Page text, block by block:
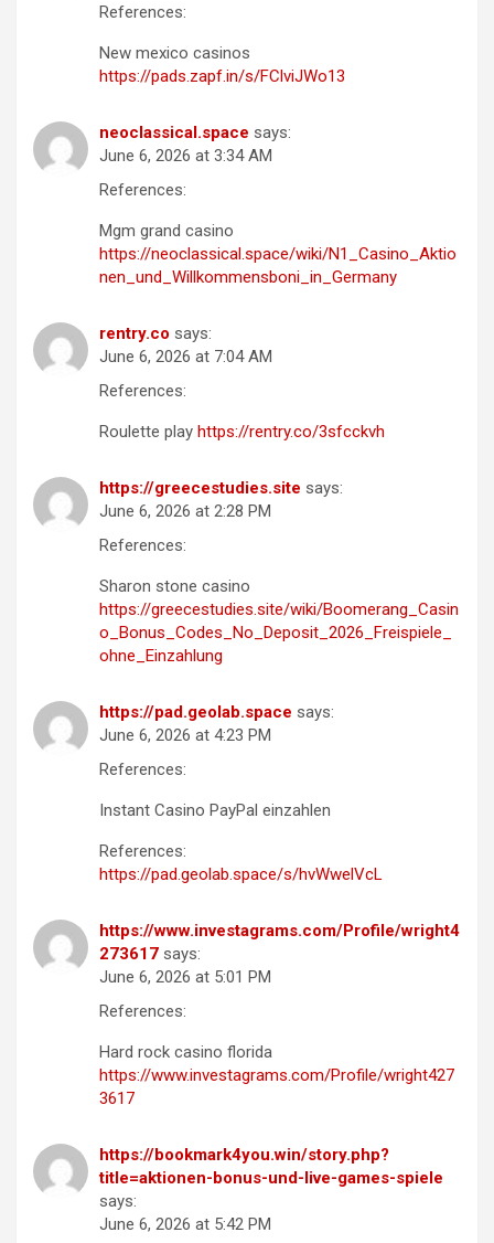
References:
New mexico casinos
https://pads.zapf.in/s/FClviJWo13
neoclassical.space says:
June 6, 2026 at 3:34 AM
References:
Mgm grand casino
https://neoclassical.space/wiki/N1_Casino_Aktio
nen_und_Willkommensboni_in_Germany
rentry.co says:
June 6, 2026 at 7:04 AM
References:
Roulette play https://rentry.co/3sfcckvh
https://greecestudies.site says:
June 6, 2026 at 2:28 PM
References:
Sharon stone casino
https://greecestudies.site/wiki/Boomerang_Casin
o_Bonus_Codes_No_Deposit_2026_Freispiele_
ohne_Einzahlung
https://pad.geolab.space says:
June 6, 2026 at 4:23 PM
References:
Instant Casino PayPal einzahlen
References:
https://pad.geolab.space/s/hvWwelVcL
https://www.investagrams.com/Profile/wright4
273617 says:
June 6, 2026 at 5:01 PM
References:
Hard rock casino florida
https://www.investagrams.com/Profile/wright427
3617
https://bookmark4you.win/story.php?
title=aktionen-bonus-und-live-games-spiele
says:
June 6, 2026 at 5:42 PM